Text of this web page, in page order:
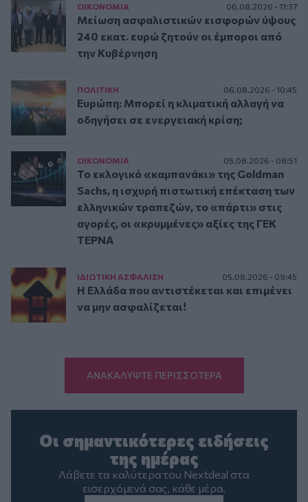
ΟΙΚΟΝΟΜΙΑ 06.08.2026 - 11:37
Μείωση ασφαλιστικών εισφορών ύψους
240 εκατ. ευρώ ζητούν οι έμποροι από
την Κυβέρνηση
ΠΟΛΙΤΙΚΗ 06.08.2026 - 10:45
Ευρώπη: Μπορεί η κλιματική αλλαγή να
οδηγήσει σε ενεργειακή κρίση;
ΟΙΚΟΝΟΜΙΑ 05.08.2026 - 08:51
Το εκλογικό «καμπανάκι» της Goldman
Sachs, η ισχυρή πιστωτική επέκταση των
ελληνικών τραπεζών, το «πάρτι» στις
αγορές, οι «κρυμμένες» αξίες της ΓΕΚ
ΤΕΡΝΑ
ΙΔΙΩΤΙΚΗ ΑΣΦAΛΙΣΗ 05.08.2026 - 09:45
Η Ελλάδα που αντιστέκεται και επιμένει
να μην ασφαλίζεται!
ΑΝΑΚΑΛΥΨΤΕ ΠΕΡΙΣΣΟΤΕΡΑ
Οι σημαντικότερες ειδήσεις
της ημέρας
Λάβετε τα καλύτερα του Nextdeal στα
εισερχόμενά σας, κάθε μέρα.